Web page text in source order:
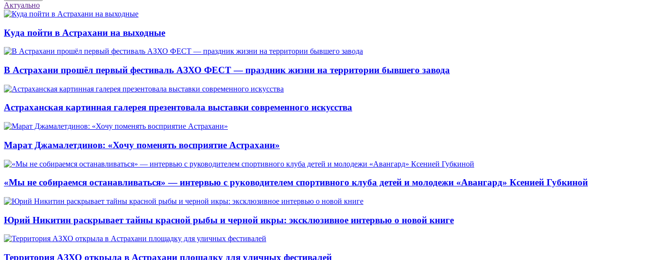
Актуально
Куда пойти в Астрахани на выходные
В Астрахани прошёл первый фестиваль АЗХО ФЕСТ — праздник жизни на территории бывшего завода
Астраханская картинная галерея презентовала выставки современного искусства
Марат Джамалетдинов: «Хочу поменять восприятие Астрахани»
«Мы не собираемся останавливаться» — интервью с руководителем спортивного клуба детей и молодежи «Авангард» Ксенией Губкиной
Юрий Никитин раскрывает тайны красной рыбы и черной икры: эксклюзивное интервью о новой книге
Территория АЗХО открыла в Астрахани площадку для уличных фестивалей